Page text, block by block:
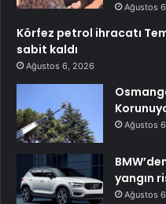
Ağustos
Körfez petrol ihracatı
sabit kaldı
Ağustos 6, 2026
Ağustos
yangın
Ağustos